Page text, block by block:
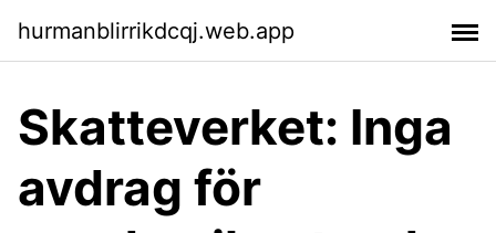
hurmanblirrikdcqj.web.app
Skatteverket: Inga
avdrag för